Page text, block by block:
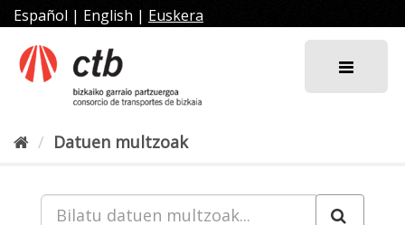
Joan
edukira
Español | English | Euskera
Datuen multzoak